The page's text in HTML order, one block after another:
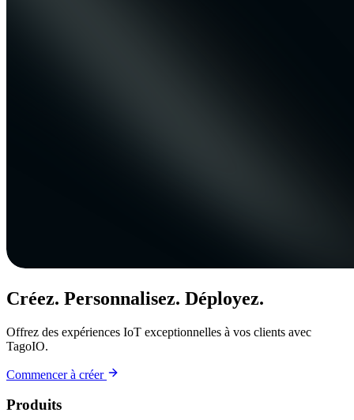
Créez. Personnalisez. Déployez.
Offrez des expériences IoT exceptionnelles à vos clients avec
TagoIO.
Commencer à créer
Produits